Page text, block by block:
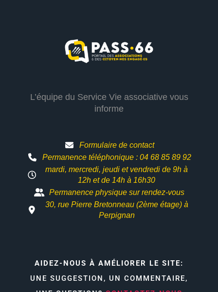
L’équipe du Service Vie associative vous
informe
Formulaire de contact
Permanence téléphonique : 04 68 85 89 92
mardi, mercredi, jeudi et vendredi de 9h à
12h etde 14h à 16h30
Permanence physique sur rendez-vous
30, rue Pierre Bretonneau (2ème étage) à
Perpignan
AIDEZ-NOUS À AMÉLIORER LE SITE:
UNE SUGGESTION, UN COMMENTAIRE,